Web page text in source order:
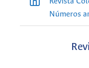
Números